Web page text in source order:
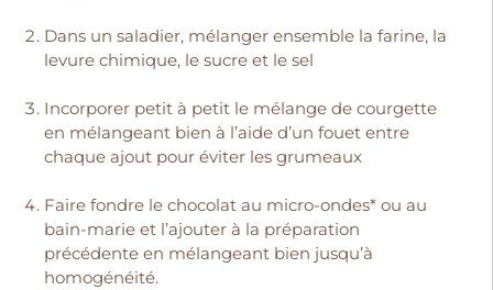
Dans un saladier, mélanger ensemble la farine, la
levure chimique, le sucre et le sel
Incorporer petit à petit le mélange de courgette
en mélangeant bien à l’aide d’un fouet entre
chaque ajout pour éviter les grumeaux
Faire fondre le chocolat au micro-ondes* ou au
bain-marie et l’ajouter à la préparation
précédente en mélangeant bien jusqu’à
homogénéité.